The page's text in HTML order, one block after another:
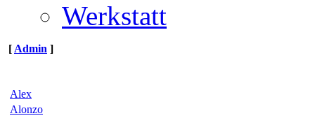
Werkstatt
[ Admin ]
Alex
Alonzo